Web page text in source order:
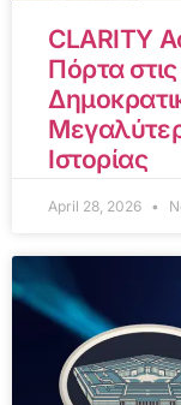
CLARITY
Πόρτα
Ιστορίας
April 28, 2026